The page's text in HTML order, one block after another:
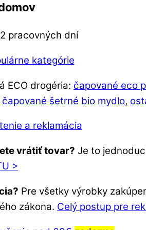
pracovných dní
kategórie
ECO drogéria: čapované eco
čapované šetrné bio mydlo,
a reklamácia
vrátiť tovar? Je to
>
Pre všetky výrobky
zákona. Celý postup pre